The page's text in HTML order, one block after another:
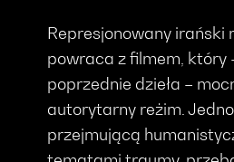
Represjonowany irański
powraca z filmem, który
poprzednie dzieła –
autorytarny reżim.
przejmującą